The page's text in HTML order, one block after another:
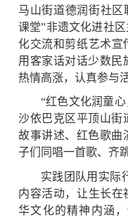
马山街道德润街社区
课堂”非遗文化进社
化交流和剪纸艺术宣
用客家话对话少数民
热情高涨，认真参与
“红色文化润童
沙依巴克区平顶山街
故事讲述、红色歌曲
子们同唱一首歌、齐
实践团队用实际
内容活动，让生长在
华文化的精神内涵